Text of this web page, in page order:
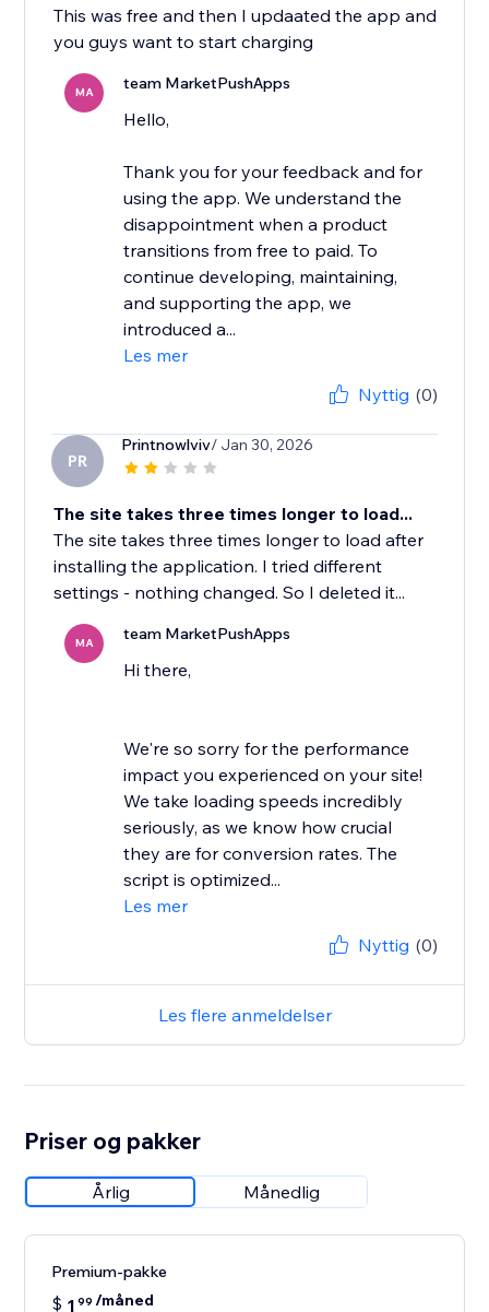
This was free and then I updaated the app and
you guys want to start charging
MA team MarketPushApps
Hello,
Thank you for your feedback and for
using the app. We understand the
disappointment when a product
transitions from free to paid. To
continue developing, maintaining,
and supporting the app, we
introduced a...
Les mer
Nyttig (0)
PR
Printnowlviv/ Jan 30, 2026
The site takes three times longer to load...
The site takes three times longer to load after
installing the application. I tried different
settings - nothing changed. So I deleted it...
MA team MarketPushApps
Hi there,
We're so sorry for the performance
impact you experienced on your site!
We take loading speeds incredibly
seriously, as we know how crucial
they are for conversion rates. The
script is optimized...
Les mer
Nyttig (0)
Les flere anmeldelser
Priser og pakker
Årlig Månedlig
Premium-pakke
$ 1 99 /måned